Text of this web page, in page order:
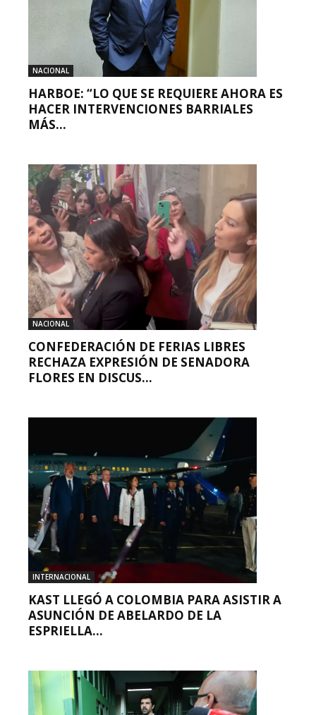
NACIONAL
HARBOE: “LO QUE SE REQUIERE AHORA ES
HACER INTERVENCIONES BARRIALES
MÁS...
NACIONAL
CONFEDERACIÓN DE FERIAS LIBRES
RECHAZA EXPRESIÓN DE SENADORA
FLORES EN DISCUS...
INTERNACIONAL
KAST LLEGÓ A COLOMBIA PARA ASISTIR A
ASUNCIÓN DE ABELARDO DE LA
ESPRIELLA...